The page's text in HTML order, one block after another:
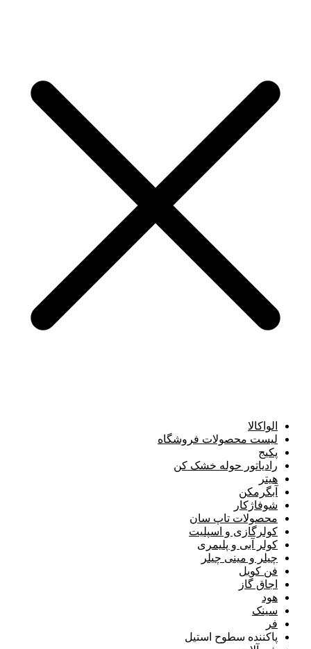
الواکالا
لیست محصولات فروشگاه
پکیج
رادیاتور حوله خشک کن
هیتر
آبگرمکن
شوفاژکار
محصولات تاپ سان
کولرگازی و اسپلیت
کولر آبی و پلیمری
چیلر و مینی چیلر
فن کویل
اجاق گاز
هود
سینک
فر
پاکننده سطوح استیل